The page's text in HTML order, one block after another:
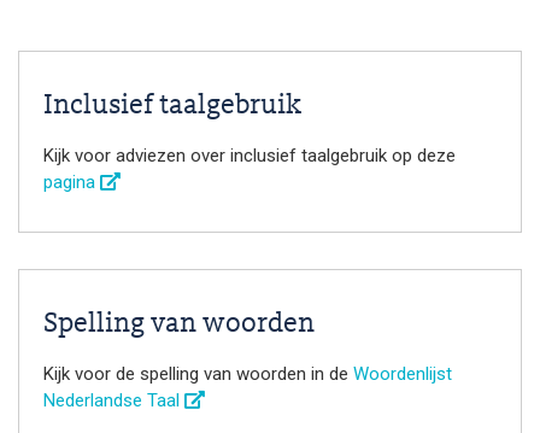
Inclusief taalgebruik
Kijk voor adviezen over inclusief taalgebruik op deze
pagina
Spelling van woorden
Kijk voor de spelling van woorden in de Woordenlijst
Nederlandse Taal